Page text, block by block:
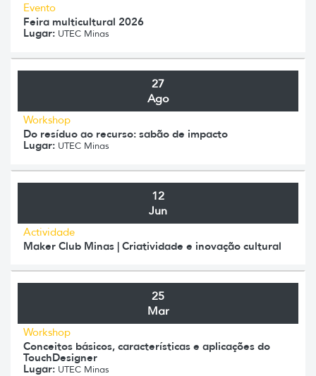
Evento
Feira multicultural 2026
Lugar: UTEC Minas
27
Ago
Workshop
Do resíduo ao recurso: sabão de impacto
Lugar: UTEC Minas
12
Jun
Actividade
Maker Club Minas | Criatividade e inovação cultural
25
Mar
Workshop
Conceitos básicos, características e aplicações do
TouchDesigner
Lugar: UTEC Minas